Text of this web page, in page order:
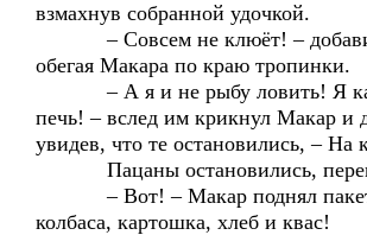
взмахнув собранной удочкой.
– Совсем не клюёт! –
обегая Макара по краю тропинки.
– А я и не рыбу ловить! Я
печь! – вслед им крикнул Макар и
увидев, что те остановились, – На
Пацаны остановились,
– Вот! – Макар поднял
колбаса, картошка, хлеб и квас!